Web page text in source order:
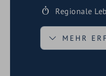
Regionale
MEHR